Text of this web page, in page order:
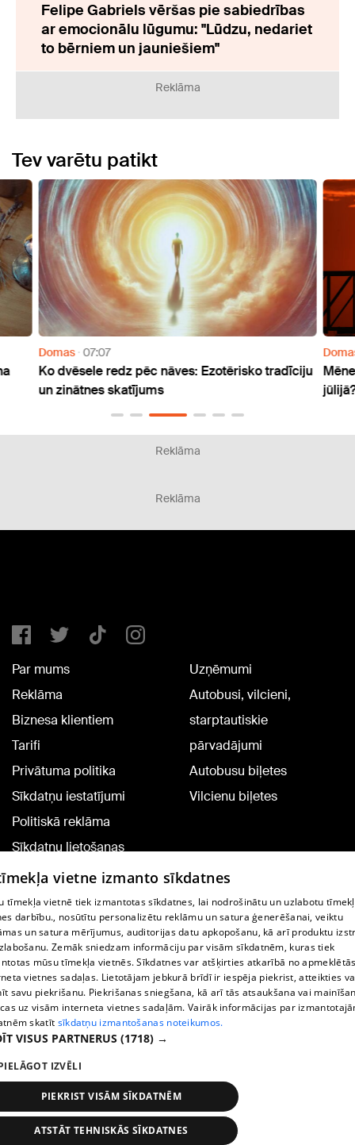
Felipe Gabriels vēršas pie sabiedrības
ar emocionālu lūgumu: "Lūdzu, nedariet
to bērniem un jauniešiem"
Reklāma
Tev varētu patikt
Domas 07:07
Ko dvēsele redz pēc nāves: Ezotērisko tradīciju
un zinātnes skatījums
Reklāma
Reklāma
Par mums
Reklāma
Biznesa klientiem
Tarifi
Privātuma politika
Sīkdatņu iestatījumi
Politiskā reklāma
Sīkdatņu lietošanas
noteikumi
Komentāru pievienošana
Uzņēmumi
Autobusi, vilcieni,
starptautiskie
pārvadājumi
Autobusu biļetes
Vilcienu biļetes
TV programma
Līguma noteikumi
360 Ziņu kontakti
Helio Media
Portāla palīdzības dienests: e-pasts -
All rights reserved.
vietne izmanto sīkdatnes
tīmekļa vietnē tiek izmantotas sīkdatnes, lai nodrošinātu un uzlabotu
darbību., nosūtītu personalizētu reklāmu un satura ģenerēšanai, veiktu
un satura mērījumus, auditorijas datu apkopošanu, kā arī produktu
Zemāk sniedzam informāciju par visām sīkdatnēm, kuras tiek
mūsu tīmekļa vietnēs. Sīkdatnes var atšķirties atkarībā no
vietnes sadaļas. Lietotājam jebkurā brīdī ir iespēja piekrist, atteikties
savu piekrišanu. Piekrišanas sniegšana, kā arī tās atsaukšana vai
uz visām interneta vietnes sadaļām. Vairāk informācijas par
skatīt sīkdatņu izmantošanas noteikumos.
VISUS PARTNERUS (1718) →
IZVĒLI
PIEKRIST VISĀM SĪKDATNĒM
ATSTĀT TEHNISKĀS SĪKDATNES